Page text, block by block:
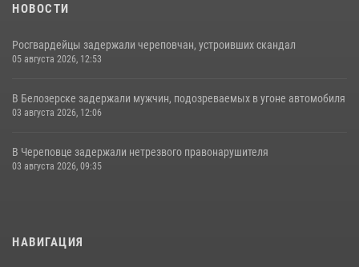
НОВОСТИ
Росгвардейцы задержали череповчан, устроивших скандал
05 августа 2026, 12:53
В Белозерске задержали мужчин, подозреваемых в угоне автомобиля
03 августа 2026, 12:06
В Череповце задержали нетрезвого правонарушителя
03 августа 2026, 09:35
НАВИГАЦИЯ